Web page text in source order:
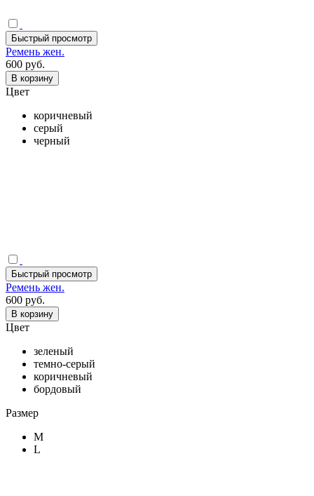
Быстрый просмотр
Ремень жен.
600 руб.
В корзину
Цвет
коричневый
серый
черный
Быстрый просмотр
Ремень жен.
600 руб.
В корзину
Цвет
зеленый
темно-серый
коричневый
бордовый
Размер
M
L